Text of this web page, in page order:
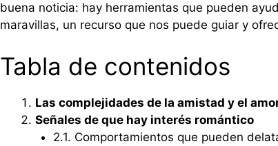
buena noticia: hay herramientas que pueden
maravillas, un recurso que nos puede guiar y
Tabla de contenidos
Las complejidades de la amistad y el
Señales de que hay interés romántico
2.1. Comportamientos que pueden